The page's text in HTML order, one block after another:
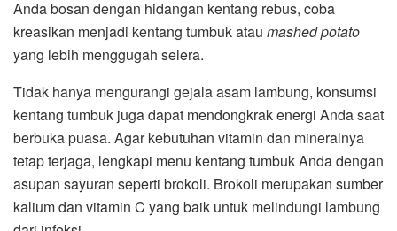
Anda bosan dengan hidangan kentang rebus, coba
kreasikan menjadi kentang tumbuk atau mashed potato
yang lebih menggugah selera.
Tidak hanya mengurangi gejala asam lambung, konsumsi
kentang tumbuk juga dapat mendongkrak energi Anda saat
berbuka puasa. Agar kebutuhan vitamin dan mineralnya
tetap terjaga, lengkapi menu kentang tumbuk Anda dengan
asupan sayuran seperti brokoli. Brokoli merupakan sumber
kalium dan vitamin C yang baik untuk melindungi lambung